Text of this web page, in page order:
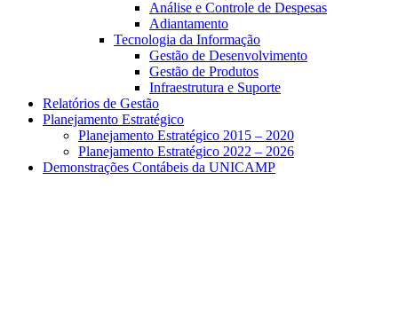
Análise e Controle de Despesas
Adiantamento
Tecnologia da Informação
Gestão de Desenvolvimento
Gestão de Produtos
Infraestrutura e Suporte
Relatórios de Gestão
Planejamento Estratégico
Planejamento Estratégico 2015 – 2020
Planejamento Estratégico 2022 – 2026
Demonstrações Contábeis da UNICAMP